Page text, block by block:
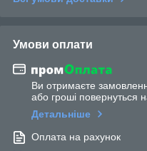
Умови оплати
Ви отримаєте
або гроші повернуться
Детальніше
Оплата на рахунок